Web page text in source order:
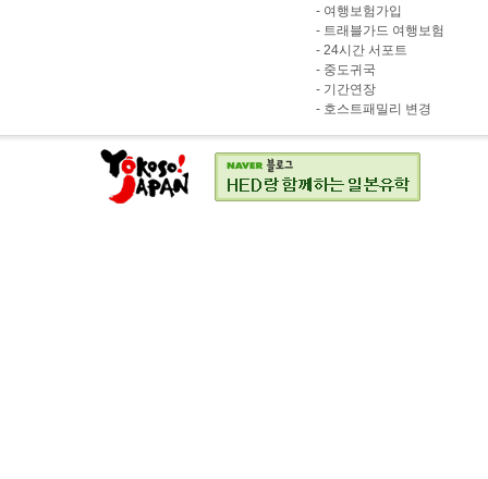
- 여행보험가입
- 트래블가드 여행보험
- 24시간 서포트
- 중도귀국
- 기간연장
- 호스트패밀리 변경